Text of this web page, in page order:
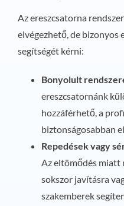
Az ereszcsatorna
elvégezhető, de bizonyos
segítségét kérni:
Bonyolult
ereszcsatornánk
hozzáférhető, a
biztonságosabban
Repedések vagy
Az eltömődés miatt
sokszor javításra
szakemberek